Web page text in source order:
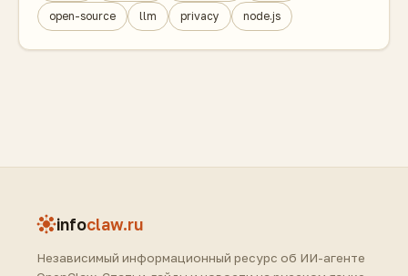
open-source llm privacy node.js
infoclaw.ru
Независимый информационный ресурс об ИИ-агенте